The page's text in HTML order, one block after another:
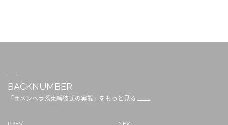
BACKNUMBER
「＃メンヘラ系束縛彼氏の実態」をもっと見る